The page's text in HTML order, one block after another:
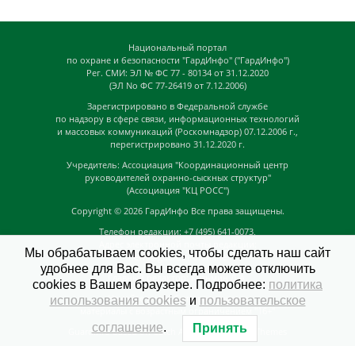
Национальный портал
по охране и безопасности "ГардИнфо" ("ГардИнфо")
Рег. СМИ: ЭЛ № ФС 77 - 80134 от 31.12.2020
(ЭЛ No ФС 77-26419 от 7.12.2006)
Зарегистрировано в Федеральной службе
по надзору в сфере связи, информационных технологий
и массовых коммуникаций (Роскомнадзор) 07.12.2006 г.,
перегистрировано 31.12.2020 г.
Учредитель: Ассоциация "Координационный центр
руководителей охранно-сыскных структур"
(Ассоциация "КЦ РОСС")
Copyright © 2026 ГардИнфо Все права защищены.
Телефон редакции: +7 (495) 641-0073,
news@guardinfo.online
Главный редактор: Кузьмин Д.А.
На сайте могут быть размещены
GuardInfo based on Catch Adaptive byCatch Themes
Мы обрабатываем cookies, чтобы сделать наш сайт
удобнее для Вас. Вы всегда можете отключить
cookies в Вашем браузере. Подробнее: политика
использования cookiesи пользовательское
соглашение. Принять